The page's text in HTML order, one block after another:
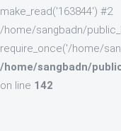
make_read('163844') #2
/home/sangbadn/
require_once('/home/
/home/sangbadn/
on line 142